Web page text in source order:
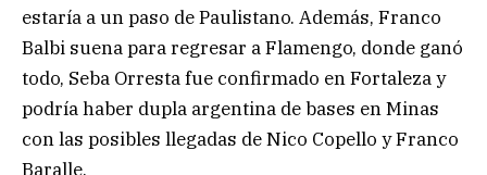
estaría a un paso de Paulistano. Además, Franco
Balbi suena para regresar a Flamengo, donde ganó
todo, Seba Orresta fue confirmado en Fortaleza y
podría haber dupla argentina de bases en Minas
con las posibles llegadas de Nico Copello y Franco
Baralle.